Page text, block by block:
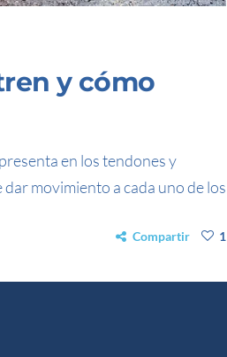
y cómo
en los tendones y
movimiento a cada uno de los
Compartir 1